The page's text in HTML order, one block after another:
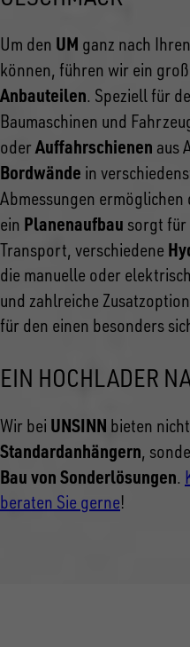
Um den UM ganz nach
können, führen wir ein
Anbauteilen. Speziell für
Baumaschinen und
oder Auffahrschienen aus
Bordwände in
Abmessungen
ein Planenaufbau sorgt für
Transport, verschiedene
die manuelle oder
und zahlreiche
für den einen besonders
EIN HOCHLADER
Wir bei UNSINN bieten
Standardanhängern,
Bau von Sonderlösungen.
beraten Sie gerne!